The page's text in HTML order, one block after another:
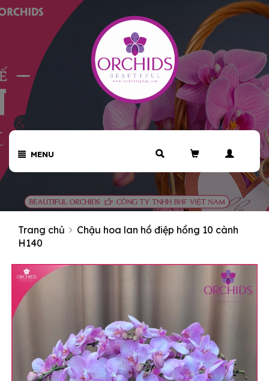
MENU
Trang chủ
Chậu hoa lan hồ điệp hồng 10 cành
H140